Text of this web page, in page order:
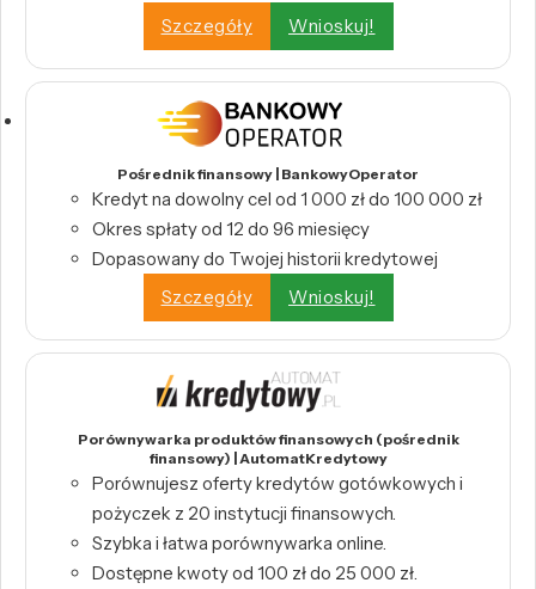
Szczegóły
Wnioskuj!
Pośrednik finansowy | BankowyOperator
Kredyt na dowolny cel od 1 000 zł do 100 000 zł
Okres spłaty od 12 do 96 miesięcy
Dopasowany do Twojej historii kredytowej
Szczegóły
Wnioskuj!
Porównywarka produktów finansowych (pośrednik
finansowy) | AutomatKredytowy
Porównujesz oferty kredytów gotówkowych i
pożyczek z 20 instytucji finansowych.
Szybka i łatwa porównywarka online.
Dostępne kwoty od 100 zł do 25 000 zł.